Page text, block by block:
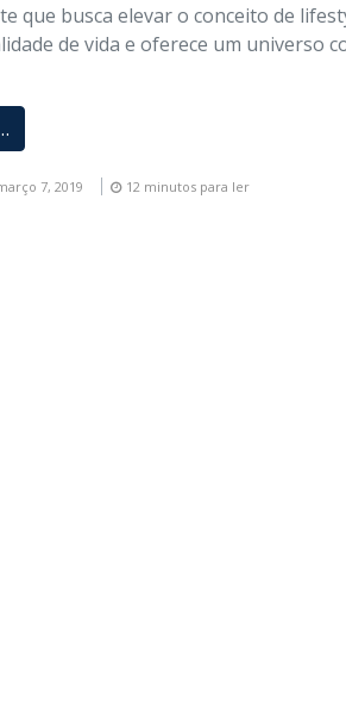
que busca elevar o conceito de
de vida e oferece um universo
7, 2019 12 minutos para ler